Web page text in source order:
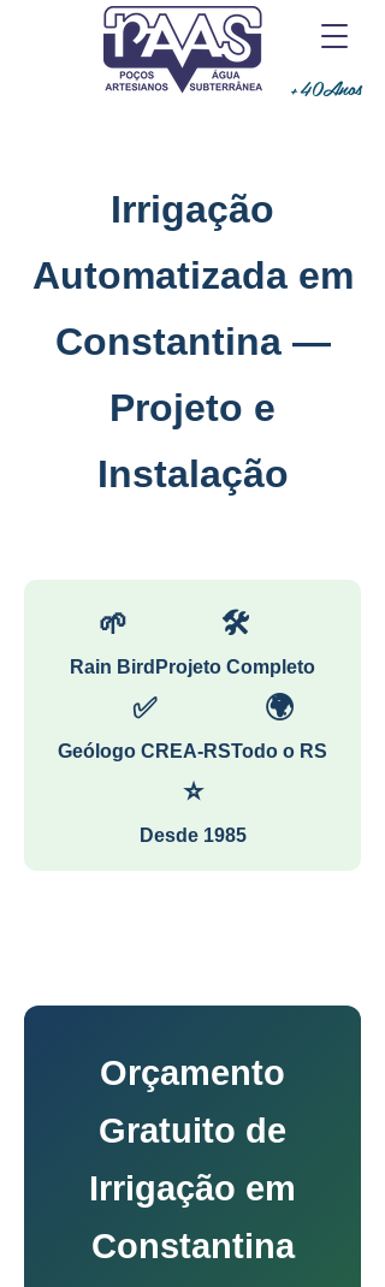
+40Anos
Irrigação
Automatizada em
Constantina —
Projeto e
Instalação
🌱
Rain Bird
🛠
Projeto Completo
✅
Geólogo CREA-RS
🌍
Todo o RS
⭐
Desde 1985
Orçamento
Gratuito de
Irrigação em
Constantina